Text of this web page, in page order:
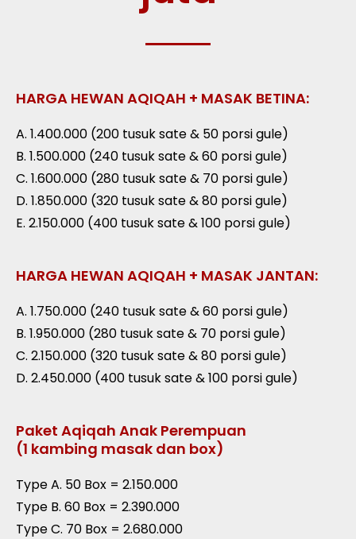
HARGA HEWAN AQIQAH + MASAK BETINA:
A. 1.400.000 (200 tusuk sate & 50 porsi gule)
B. 1.500.000 (240 tusuk sate & 60 porsi gule)
C. 1.600.000 (280 tusuk sate & 70 porsi gule)
D. 1.850.000 (320 tusuk sate & 80 porsi gule)
E. 2.150.000 (400 tusuk sate & 100 porsi gule)
HARGA HEWAN AQIQAH + MASAK JANTAN:
A. 1.750.000 (240 tusuk sate & 60 porsi gule)
B. 1.950.000 (280 tusuk sate & 70 porsi gule)
C. 2.150.000 (320 tusuk sate & 80 porsi gule)
D. 2.450.000 (400 tusuk sate & 100 porsi gule)
Paket Aqiqah Anak Perempuan
(1 kambing masak dan box)
Type A. 50 Box = 2.150.000
Type B. 60 Box = 2.390.000
Type C. 70 Box = 2.680.000